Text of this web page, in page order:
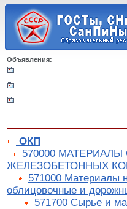
Объявления:
ОКП
570000
ЖЕЛЕЗОБЕТОННЫХ
571000 Материалы
облицовочные и
571700 Сырье и